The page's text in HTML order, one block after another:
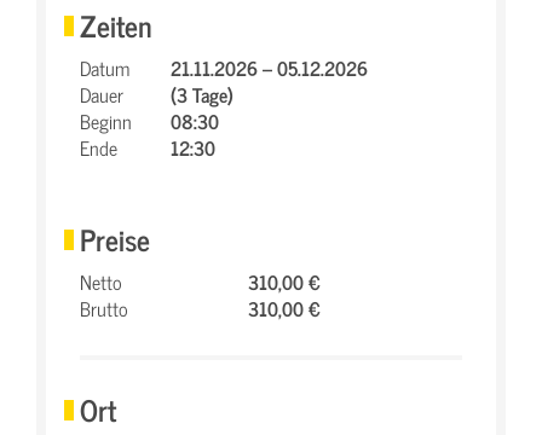
Zeiten
Datum
21.11.2026 – 05.12.2026
Dauer
(3 Tage)
Beginn
08:30
Ende
12:30
Preise
Netto
310,00 €
Brutto
310,00 €
Ort